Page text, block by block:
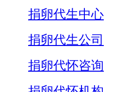
捐卵代生中心
捐卵代生公司
捐卵代怀咨询